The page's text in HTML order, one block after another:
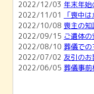
2026/01/04 1月無料
2025/11/30 12月無
2022/12/03 年末年
2022/11/01
「喪中
2022/10/08 喪主の知
2022/09/15 ご遺体
2022/08/10 葬儀で
2022/07/02 友引の
2022/06/05 葬儀事